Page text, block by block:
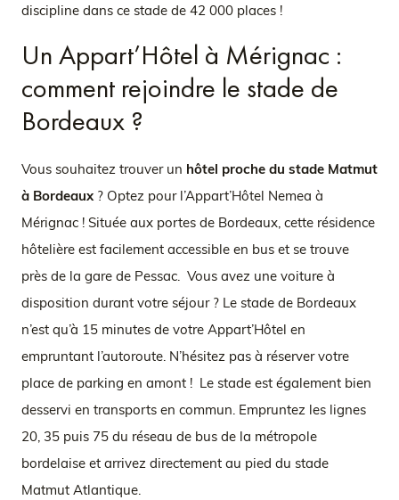
discipline dans ce stade de 42 000 places !
Un Appart’Hôtel à Mérignac :
comment rejoindre le stade de
Bordeaux ?
Vous souhaitez trouver un hôtel proche du stade Matmut
à Bordeaux? Optez pour l’Appart’Hôtel Nemea à
Mérignac ! Située aux portes de Bordeaux, cette résidence
hôtelière est facilement accessible en bus et se trouve
près de la gare de Pessac. Vous avez une voiture à
disposition durant votre séjour ? Le stade de Bordeaux
n’est qu’à 15 minutes de votre Appart’Hôtel en
empruntant l’autoroute. N’hésitez pas à réserver votre
place de parking en amont ! Le stade est également bien
desservi en transports en commun. Empruntez les lignes
20, 35 puis 75 du réseau de bus de la métropole
bordelaise et arrivez directement au pied du stade
Matmut Atlantique.